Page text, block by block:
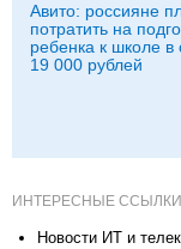
Авито: россияне
потратить на
ребенка к школе в
19 000 рублей
ИНТЕРЕСНЫЕ ССЫЛКИ
Новости ИТ и